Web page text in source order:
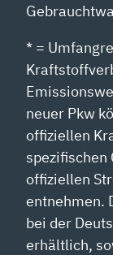
* =
neuer Pkw
offiziellen
spezifischen
offiziellen
entnehmen.
bei der
erhältlich,